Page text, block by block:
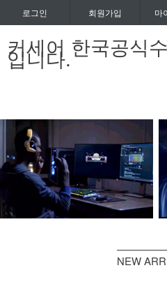
로그인 회원가입 마
커세어 한국공식
입니다.
NEW